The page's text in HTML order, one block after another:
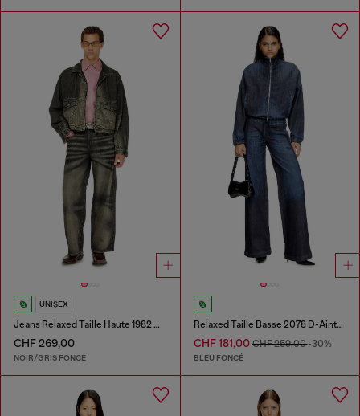
UNISEX
Jeans Relaxed Taille Haute 1982 D-Hakou
CHF 269,00
NOIR/GRIS FONCÉ
Relaxed Taille Basse 2078 D-Ainty Joggjeans®
CHF 181,00CHF 259,00-30%
BLEU FONCÉ